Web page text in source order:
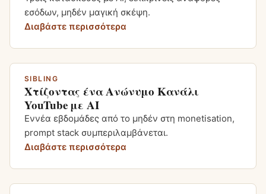
εσόδων, μηδέν μαγική σκέψη.
Διαβάστε περισσότερα
SIBLING
Χτίζοντας ένα Ανώνυμο Κανάλι
YouTube με AI
Εννέα εβδομάδες από το μηδέν στη monetisation,
prompt stack συμπεριλαμβάνεται.
Διαβάστε περισσότερα